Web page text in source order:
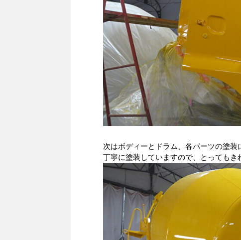
次はボディーとドラム、各パーツの塗
丁寧に塗装していますので、とってもき